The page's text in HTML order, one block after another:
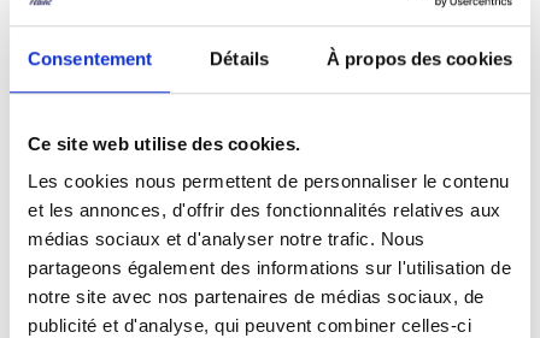
Consentement Détails À propos des cookies
Ce site web utilise des cookies.
Les cookies nous permettent de personnaliser le contenu
et les annonces, d'offrir des fonctionnalités relatives aux
médias sociaux et d'analyser notre trafic. Nous
partageons également des informations sur l'utilisation de
notre site avec nos partenaires de médias sociaux, de
publicité et d'analyse, qui peuvent combiner celles-ci